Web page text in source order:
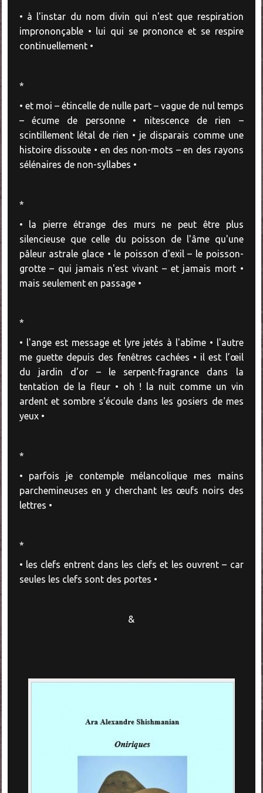
• à l'instar du nom divin qui n'est que respiration
imprononçable • lui qui se prononce et se respire
continuellement •
*
• et moi – étincelle de nulle part – vague de nul temps
– écume de personne • nitescence de rien –
scintillement létal de rien • je disparais comme une
histoire dissoute • en des non-mots – en des rayons
sélénaires de non-syllabes •
*
• la pierre étrange des murs ne peut être plus
silencieuse que celle du poisson de l'âme qu'une
pâleur astrale glace • le poisson d'exil – le poisson-
grotte – qui jamais n'est vivant – et jamais mort •
mais seulement en passage •
*
• l'ange est message et lyre jetés à l'abîme • l'autre
me guette depuis des fenêtres cachées • il est l’œil
du jardin d'or – le serpent-fragrance dans la
tentation de la fleur • oh ! la nuit comme un vin
ardent et sombre s'écoule dans les gosiers de mes
yeux •
*
• parfois je contemple mélancolique mes mains
parchemineuses en y cherchant les œufs noirs des
lettres •
*
• les clefs entrent dans les clefs et les ouvrent – car
seules les clefs sont des portes •
&